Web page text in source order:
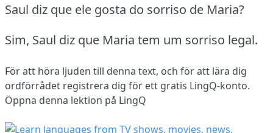
Saul diz que ele gosta do sorriso de Maria?
Sim, Saul diz que Maria tem um sorriso legal.
För att höra ljuden till denna text, och för att lära dig
ordförrådet registrera dig för ett gratis LingQ-konto.
Öppna denna lektion på LingQ